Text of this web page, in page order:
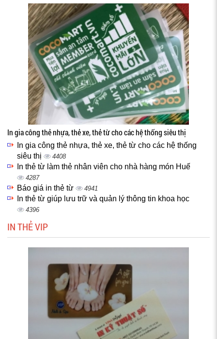
In gia công thẻ nhựa, thẻ xe, thẻ từ cho các hệ thống siêu thị
In gia công thẻ nhựa, thẻ xe, thẻ từ cho các hệ thống
siêu thị
4408
In thẻ từ làm thẻ nhân viên cho nhà hàng món Huế
4287
Báo giá in thẻ từ 4941
In thẻ từ giúp lưu trữ và quản lý thông tin khoa học
4396
IN THẺ VIP